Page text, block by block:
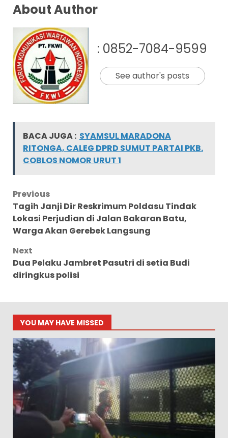
About Author
: 0852-7084-9599
See author's posts
BACA JUGA : SYAMSUL MARADONA
RITONGA, CALEG DPRD SUMUT PARTAI PKB.
COBLOS NOMOR URUT 1
Post
navigation
Previous
Tagih Janji Dir Reskrimum Poldasu Tindak
Lokasi Perjudian di Jalan Bakaran Batu,
Warga Akan Gerebek Langsung
Next
Dua Pelaku Jambret Pasutri di setia Budi
diringkus polisi
YOU MAY HAVE MISSED